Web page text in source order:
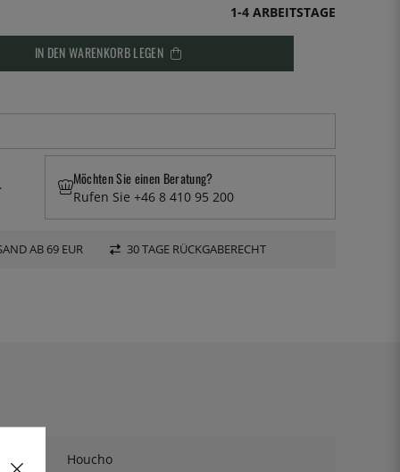
1-4 ARBEITSTAGE
IN DEN WARENKORB LEGEN
Möchten Sie einen Beratung?
Rufen Sie +46 8 410 95 200
AB 69 EUR 30 TAGE RÜCKGABERECHT
Houcho